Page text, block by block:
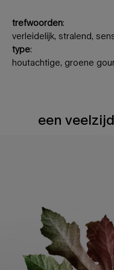
trefwoorden:
verleidelijk, stralend,
type:
houtachtige, groene
een veelzijdige vrouwelijkheid
een